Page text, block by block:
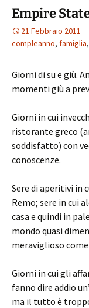
Empire
21 Febbraio 2011
compleanno, famiglia,
Giorni di su e giù.
momenti giù a
Giorni in cui
ristorante greco
soddisfatto) con
conoscenze.
Sere di aperitivi in
Remo; sere in cui
casa e quindi in
mondo quasi
meraviglioso
Giorni in cui gli
fanno dire addio
ma il tutto è